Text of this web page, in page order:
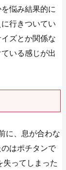
悩み結果的に
行きついてい
ズとか関係な
いる感じが出
に、息が合わな
はポチタンで
失ってしまった